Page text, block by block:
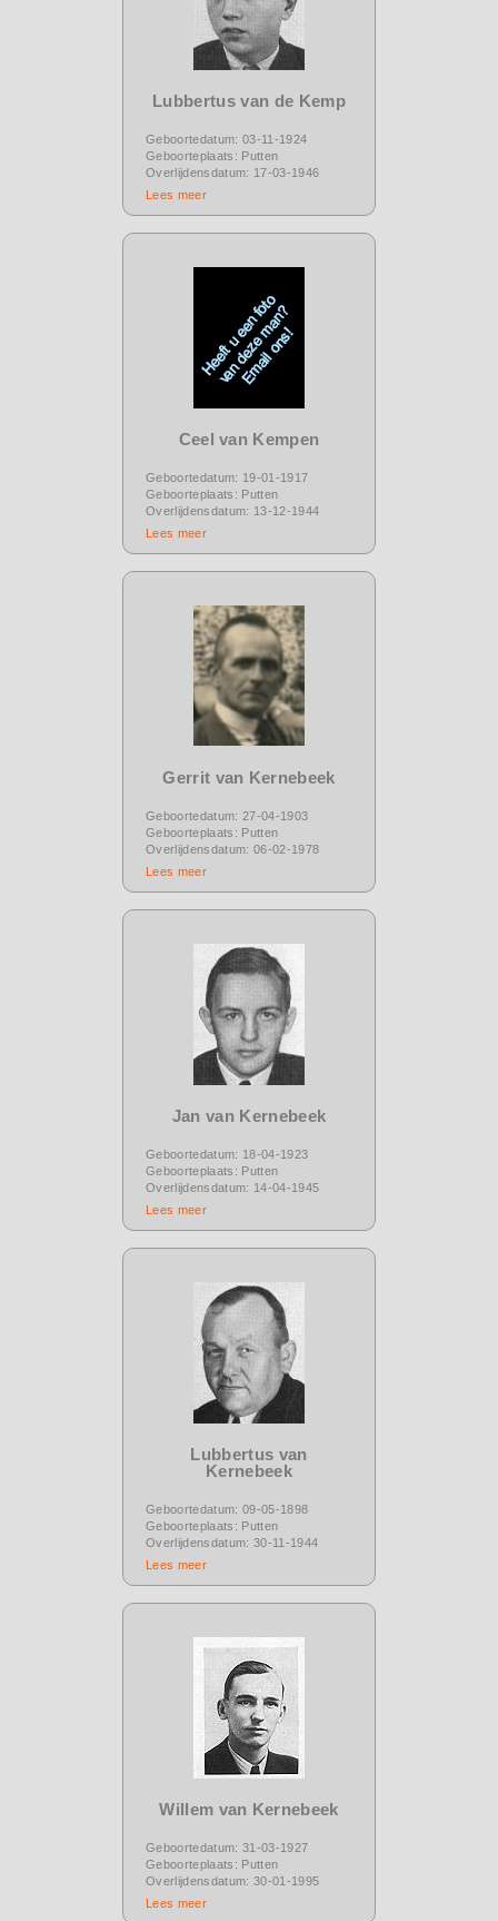
Lubbertus van de Kemp
Geboortedatum: 03-11-1924
Geboorteplaats: Putten
Overlijdensdatum: 17-03-1946
Lees meer
Ceel van Kempen
Geboortedatum: 19-01-1917
Geboorteplaats: Putten
Overlijdensdatum: 13-12-1944
Lees meer
Gerrit van Kernebeek
Geboortedatum: 27-04-1903
Geboorteplaats: Putten
Overlijdensdatum: 06-02-1978
Lees meer
Jan van Kernebeek
Geboortedatum: 18-04-1923
Geboorteplaats: Putten
Overlijdensdatum: 14-04-1945
Lees meer
Lubbertus van
Kernebeek
Geboortedatum: 09-05-1898
Geboorteplaats: Putten
Overlijdensdatum: 30-11-1944
Lees meer
Willem van Kernebeek
Geboortedatum: 31-03-1927
Geboorteplaats: Putten
Overlijdensdatum: 30-01-1995
Lees meer